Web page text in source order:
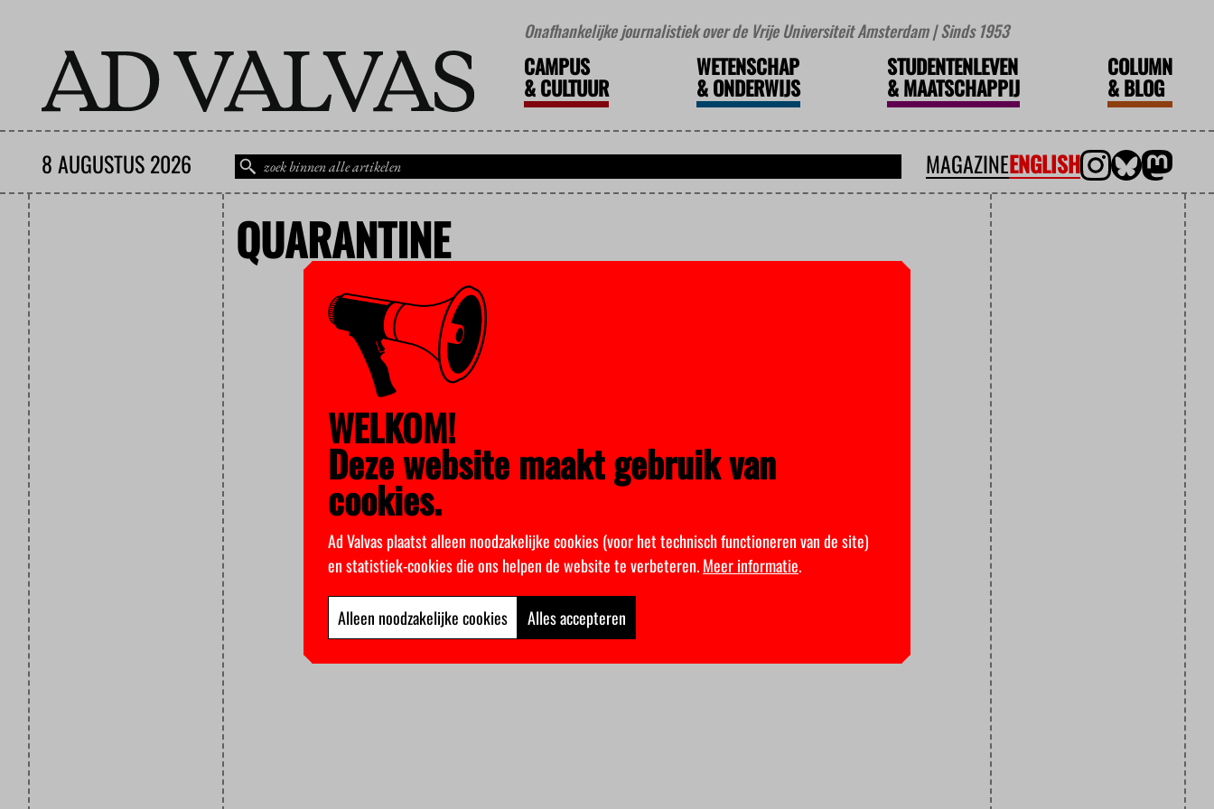
Onafhankelijke journalistiek over de Vrije Universiteit Amsterdam | Sinds 1953
CAMPUS
&CULTUUR
WETENSCHAP
&ONDERWIJS
STUDENTENLEVEN
&MAATSCHAPPIJ
COLUMN
&BLOG
8 AUGUSTUS 2026 MAGAZINEENGLISH
QUARANTINE
WELKOM!
Deze website maakt gebruik van
cookies.
Ad Valvas plaatst alleen noodzakelijke cookies (voor het technisch functioneren van de site)
en statistiek-cookies die ons helpen de website te verbeteren.Meer informatie.
Alleen noodzakelijke cookies Alles accepteren